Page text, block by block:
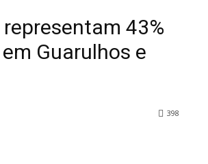
43%
Guarulhos e
398